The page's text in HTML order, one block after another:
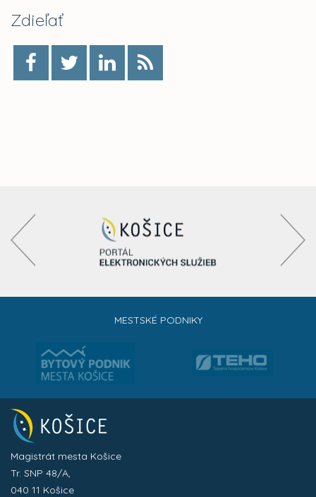
Zdieľať
MESTSKÉ PODNIKY
Magistrát mesta Košice
Tr. SNP 48/A,
040 11 Košice